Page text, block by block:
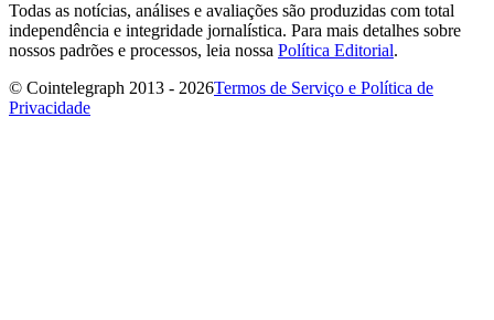
Todas as notícias, análises e avaliações são produzidas com total
independência e integridade jornalística. Para mais detalhes sobre
nossos padrões e processos, leia nossa Política Editorial.
© Cointelegraph 2013 - 2026Termos de Serviço e Política de
Privacidade